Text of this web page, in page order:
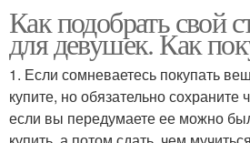
Как подобрать свой
для девушек. Как
1. Если сомневаетесь покупать
купите, но обязательно сохраните
если вы передумаете ее можно